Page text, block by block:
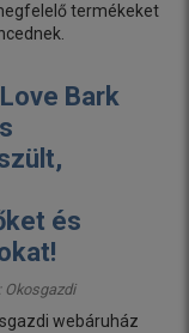
termékeket
Bark
és
Okosgazdi
webáruház